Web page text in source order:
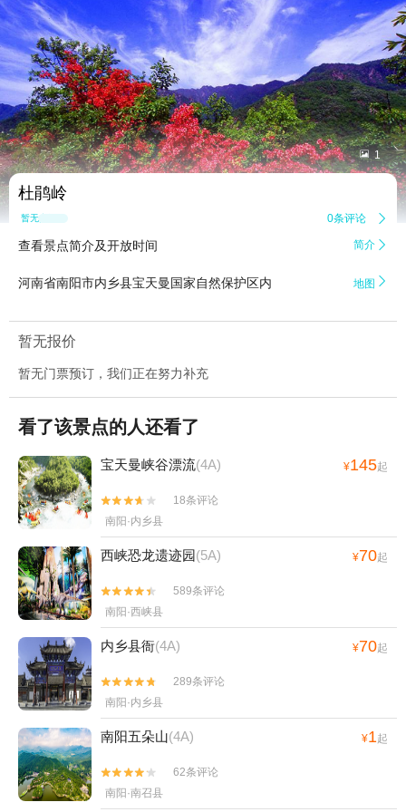
 1
杜鹃岭
暂无点评 0条评论 
查看景点简介及开放时间 简介 
河南省南阳市内乡县宝天曼国家自然保护区内 地图 
暂无报价
暂无门票预订，我们正在努力补充
看了该景点的人还看了
宝天曼峡谷漂流(4A) ¥145起


18条评论
南阳·内乡县
西峡恐龙遗迹园(5A) ¥70起


589条评论
南阳·西峡县
内乡县衙(4A) ¥70起


289条评论
南阳·内乡县
南阳五朵山(4A) ¥1起


62条评论
南阳·南召县
